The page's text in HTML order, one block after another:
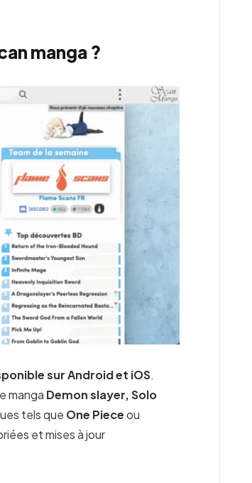
manga ?
sur Android et iOS.
manga Demon slayer, Solo
tels que One Pieceou
et mises à jour